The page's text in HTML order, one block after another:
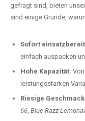
gefragt sind, bieten
sind einige Gründe,
Sofort
einfach auspacken
Hohe Kapazität:
leistungsstarken
Riesige
66, Blue Razz